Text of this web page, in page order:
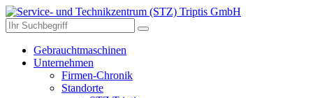
Gebrauchtmaschinen
Unternehmen
Firmen-Chronik
Standorte